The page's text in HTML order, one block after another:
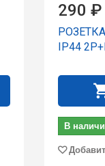
290 ₽
IP44
В